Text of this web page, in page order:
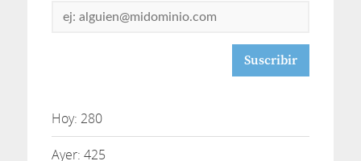
Dirección
Hoy: 280
Ayer: 425